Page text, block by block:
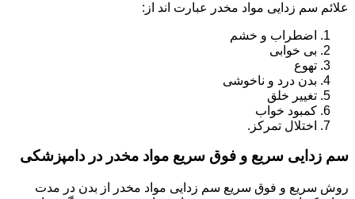
علائم سم زدایی مواد مخدر عبارت اند از:
اضطراب و خشم
بی خوابی
تهوع
بدن درد و ناخوشی
تغییر خلق
کمبود خواب
اختلال تمرکز.
سم زدایی سریع و فوق سریع مواد مخدر در دامپزشکی
روش سریع و فوق سریع سم زدایی مواد مخدر از بدن در مدت